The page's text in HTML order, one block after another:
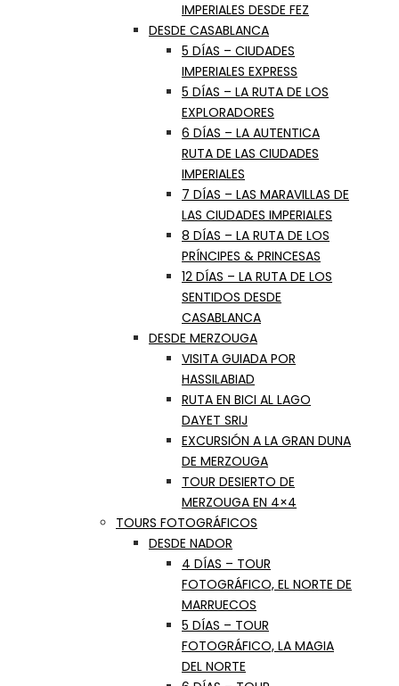
IMPERIALES DESDE FEZ
DESDE CASABLANCA
5 DÍAS – CIUDADES
IMPERIALES EXPRESS
5 DÍAS – LA RUTA DE LOS
EXPLORADORES
6 DÍAS – LA AUTENTICA
RUTA DE LAS CIUDADES
IMPERIALES
7 DÍAS – LAS MARAVILLAS DE
LAS CIUDADES IMPERIALES
8 DÍAS – LA RUTA DE LOS
PRÍNCIPES & PRINCESAS
12 DÍAS – LA RUTA DE LOS
SENTIDOS DESDE
CASABLANCA
DESDE MERZOUGA
VISITA GUIADA POR
HASSILABIAD
RUTA EN BICI AL LAGO
DAYET SRIJ
EXCURSIÓN A LA GRAN DUNA
DE MERZOUGA
TOUR DESIERTO DE
MERZOUGA EN 4×4
TOURS FOTOGRÁFICOS
DESDE NADOR
4 DÍAS – TOUR
FOTOGRÁFICO, EL NORTE DE
MARRUECOS
5 DÍAS – TOUR
FOTOGRÁFICO, LA MAGIA
DEL NORTE